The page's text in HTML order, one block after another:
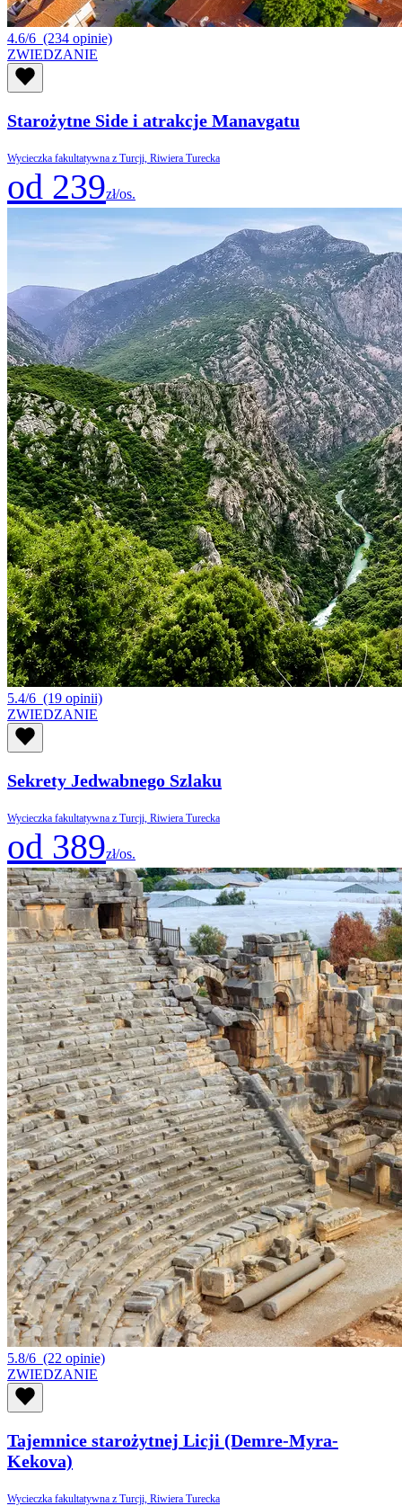
4.6/6 (234 opinie)
ZWIEDZANIE
Starożytne Side i atrakcje Manavgatu
Wycieczka fakultatywna z Turcji, Riwiera Turecka
od 239zł/os.
5.4/6 (19 opinii)
ZWIEDZANIE
Sekrety Jedwabnego Szlaku
Wycieczka fakultatywna z Turcji, Riwiera Turecka
od 389zł/os.
5.8/6 (22 opinie)
ZWIEDZANIE
Tajemnice starożytnej Licji (Demre-Myra-
Kekova)
Wycieczka fakultatywna z Turcji, Riwiera Turecka